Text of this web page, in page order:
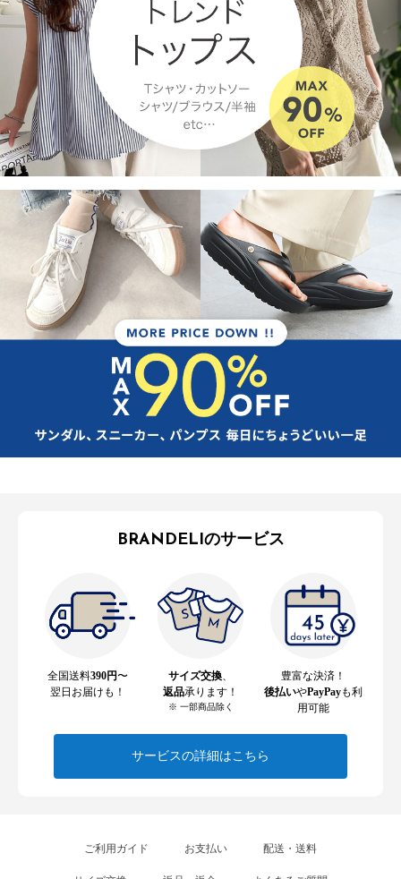
BRANDELIのサービス
全国送料390円〜
翌日お届けも！
サイズ交換
返品承ります！
※ 一部商品除く
豊富な決済！
後払いやPayPayも利
用可能
サービスの詳細はこちら
ご利用ガイド お支払い 配送・送料